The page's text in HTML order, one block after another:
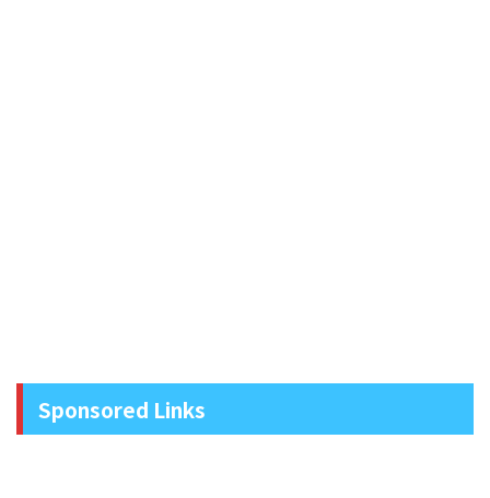
Sponsored Links